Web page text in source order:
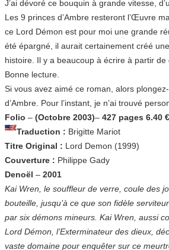
J’ai dévoré ce bouquin à grande vitesse,
Les 9 princes d’Ambre resteront l’Œuvre
ce Lord Démon est pour moi une grande
été épargné, il aurait certainement créé
histoire. Il y a beaucoup à écrire à partir de
Bonne lecture.
Si vous avez aimé ce roman, alors
d’Ambre. Pour l’instant, je n’ai trouvé
Folio – (Octobre 2003)– 427 pages 6.40 €
Traduction : Brigitte Mariot
Titre Original : Lord Demon (1999)
Couverture : Philippe Gady
Denoël – 2001
Kai Wren, le souffleur de verre, coule des
bouteille, jusqu’à ce que son fidèle
par six démons mineurs. Kai Wren, aussi
Lord Démon, l’Exterminateur des dieux,
vaste domaine pour enquêter sur ce